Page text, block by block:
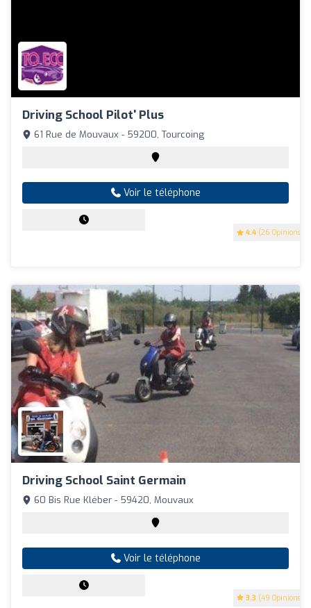
Driving School Pilot' Plus
4.4 (26 Opinions)
61 Rue de Mouvaux - 59200, Tourcoing
Voir le téléphone
Driving School Saint Germain
3.3 (49 Opinions)
60 Bis Rue Kléber - 59420, Mouvaux
Voir le téléphone